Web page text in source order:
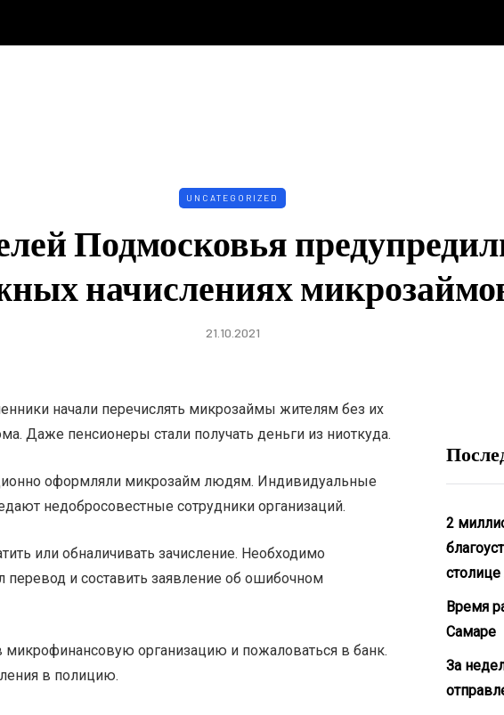
UNCATEGORIZED
Подмосковья
начислениях
21.10.2021
начали перечислять микрозаймы жителям без их
Даже пенсионеры стали получать деньги из ниоткуда.
оформляли микрозайм людям. Индивидуальные
недобросовестные сотрудники организаций.
или обналичивать зачисление. Необходимо
и составить заявление об ошибочном
организацию и пожаловаться в банк.
в полицию.
2
столице
Время
Самаре
За